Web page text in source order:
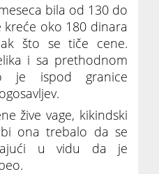
bila od 130 do
kreće oko 180 dinara
što se tiče cene.
i sa prethodnom
je ispod granice
žive vage, kikindski
ona trebalo da se
u vidu da je